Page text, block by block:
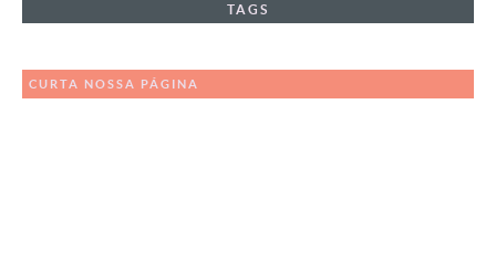
TAGS
CURTA NOSSA PÁGINA